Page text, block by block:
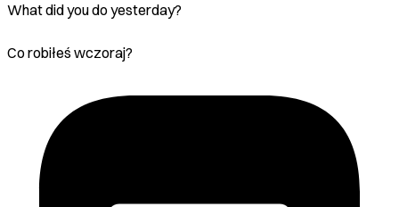
What did you do yesterday?
Co robiłeś wczoraj?